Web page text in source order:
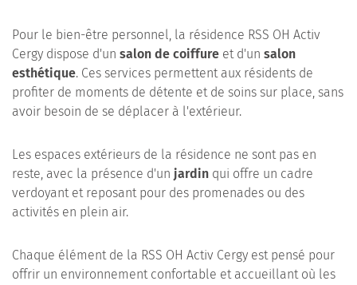
Pour le bien-être personnel, la résidence RSS OH Activ
Cergy dispose d'un salon de coiffure et d'un salon
esthétique. Ces services permettent aux résidents de
profiter de moments de détente et de soins sur place, sans
avoir besoin de se déplacer à l'extérieur.
Les espaces extérieurs de la résidence ne sont pas en
reste, avec la présence d'un jardin qui offre un cadre
verdoyant et reposant pour des promenades ou des
activités en plein air.
Chaque élément de la RSS OH Activ Cergy est pensé pour
offrir un environnement confortable et accueillant où les